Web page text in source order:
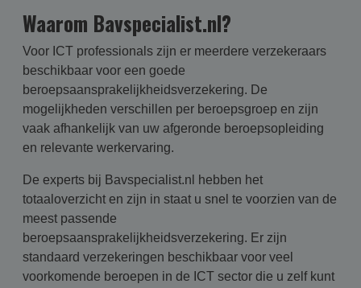
Waarom Bavspecialist.nl?
Voor ICT professionals zijn er meerdere verzekeraars
beschikbaar voor een goede
beroepsaansprakelijkheidsverzekering. De
mogelijkheden verschillen per beroepsgroep en zijn
vaak afhankelijk van uw afgeronde beroepsopleiding
en relevante werkervaring.
De experts bij Bavspecialist.nl hebben het
totaaloverzicht en zijn in staat u snel te voorzien van de
meest passende
beroepsaansprakelijkheidsverzekering. Er zijn
standaard verzekeringen beschikbaar voor veel
voorkomende beroepen in de ICT sector die u zelf kunt